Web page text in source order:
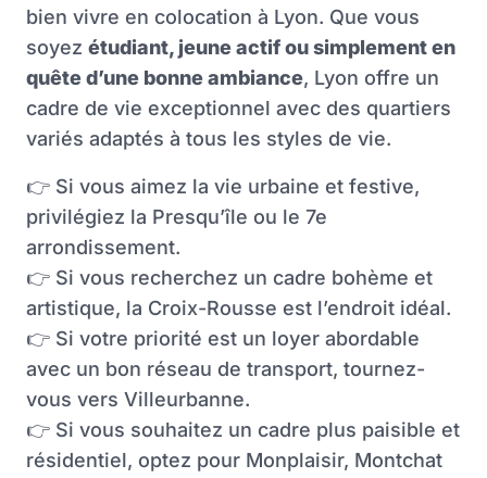
bien vivre en colocation à Lyon. Que vous
soyez étudiant, jeune actif ou simplement en
quête d’une bonne ambiance, Lyon offre un
cadre de vie exceptionnel avec des quartiers
variés adaptés à tous les styles de vie.
👉 Si vous aimez la vie urbaine et festive,
privilégiez la Presqu’île ou le 7e
arrondissement.
👉 Si vous recherchez un cadre bohème et
artistique, la Croix-Rousse est l’endroit idéal.
👉 Si votre priorité est un loyer abordable
avec un bon réseau de transport, tournez-
vous vers Villeurbanne.
👉 Si vous souhaitez un cadre plus paisible et
résidentiel, optez pour Monplaisir, Montchat